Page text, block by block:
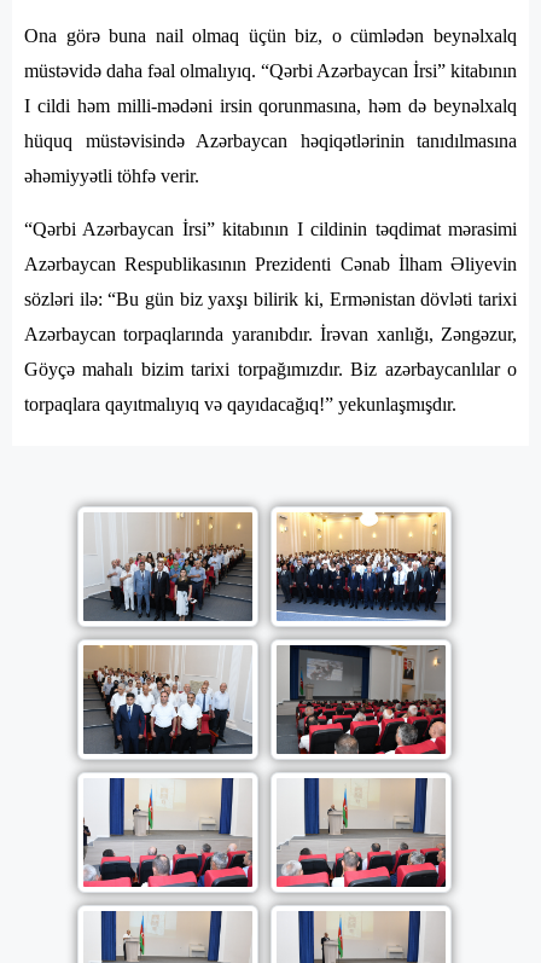
Ona görə buna nail olmaq üçün biz, o cümlədən beynəlxalq
müstəvidə daha fəal olmalıyıq. “Qərbi Azərbaycan İrsi” kitabının
I cildi həm milli-mədəni irsin qorunmasına, həm də beynəlxalq
hüquq müstəvisində Azərbaycan həqiqətlərinin tanıdılmasına
əhəmiyyətli töhfə verir.
“Qərbi Azərbaycan İrsi” kitabının I cildinin təqdimat mərasimi
Azərbaycan Respublikasının Prezidenti Cənab İlham Əliyevin
sözləri ilə: “Bu gün biz yaxşı bilirik ki, Ermənistan dövləti tarixi
Azərbaycan torpaqlarında yaranıbdır. İrəvan xanlığı, Zəngəzur,
Göyçə mahalı bizim tarixi torpağımızdır. Biz azərbaycanlılar o
torpaqlara qayıtmalıyıq və qayıdacağıq!” yekunlaşmışdır.